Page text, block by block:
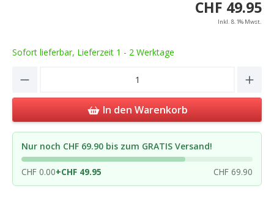
CHF 49.95
Inkl. 8.1% Mwst.
Sofort lieferbar, Lieferzeit 1 - 2 Werktage
Product Quantity: Enter the desired
In den Warenkorb
Nur noch CHF 69.90 bis zum GRATIS Versand!
CHF 0.00+CHF 49.95 CHF 69.90